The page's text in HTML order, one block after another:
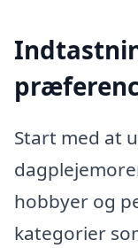
Start med at
hobbyer og
kategorier